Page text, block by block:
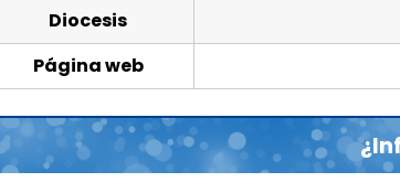
Diocesis
Página web